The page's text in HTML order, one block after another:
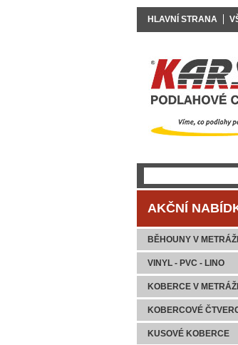
AKČNÍ
BĚHOUNY V METRÁŽI
VINYL - PVC - LINO
KOBERCE V METRÁŽI
KOBERCOVÉ
KUSOVÉ KOBERCE
HLAVNÍ STRANA